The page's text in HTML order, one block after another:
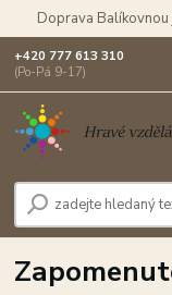
Doprava Balíkovnou
+420 777 613 310
(Po-Pá 9-17)